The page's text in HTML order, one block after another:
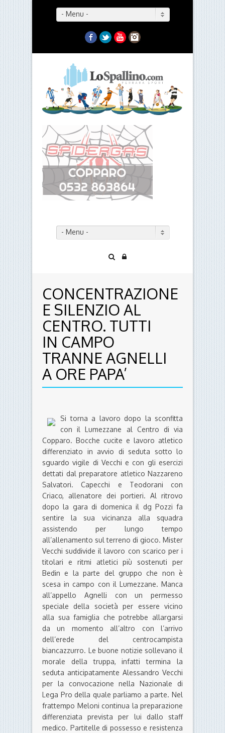
- Menu -
Facebook
TwitterYouTubeInstagram
- Menu -
CONCENTRAZIONE
E SILENZIO AL
CENTRO. TUTTI
IN CAMPO
TRANNE AGNELLI
A ORE PAPA’
Si torna a lavoro dopo la sconfitta
con il Lumezzane al Centro di via
Copparo. Bocche cucite e lavoro atletico
differenziato in avvio di seduta sotto lo
sguardo vigile di Vecchi e con gli esercizi
dettati dal preparatore atletico Nazzareno
Salvatori. Capecchi e Teodorani con
Criaco, allenatore dei portieri. Al ritrovo
dopo la gara di domenica il dg Pozzi fa
sentire la sua vicinanza alla squadra
assistendo per lungo tempo
all’allenamento sul terreno di gioco. Mister
Vecchi suddivide il lavoro con scarico per i
titolari e ritmi atletici più sostenuti per
Bedin e la parte del gruppo che non è
scesa in campo con il Lumezzane. Manca
all’appello Agnelli con un permesso
speciale della società per essere vicino
alla sua famiglia che potrebbe allargarsi
da un momento all’altro con l’arrivo
dell’erede del centrocampista
biancazzurro. Le buone notizie sollevano il
morale della truppa, infatti termina la
seduta anticipatamente Alessandro Vecchi
per la convocazione nella Nazionale di
Lega Pro della quale parliamo a parte. Nel
frattempo Meloni continua la preparazione
differenziata prevista per lui dallo staff
medico. Partitelle di possesso e resistenza